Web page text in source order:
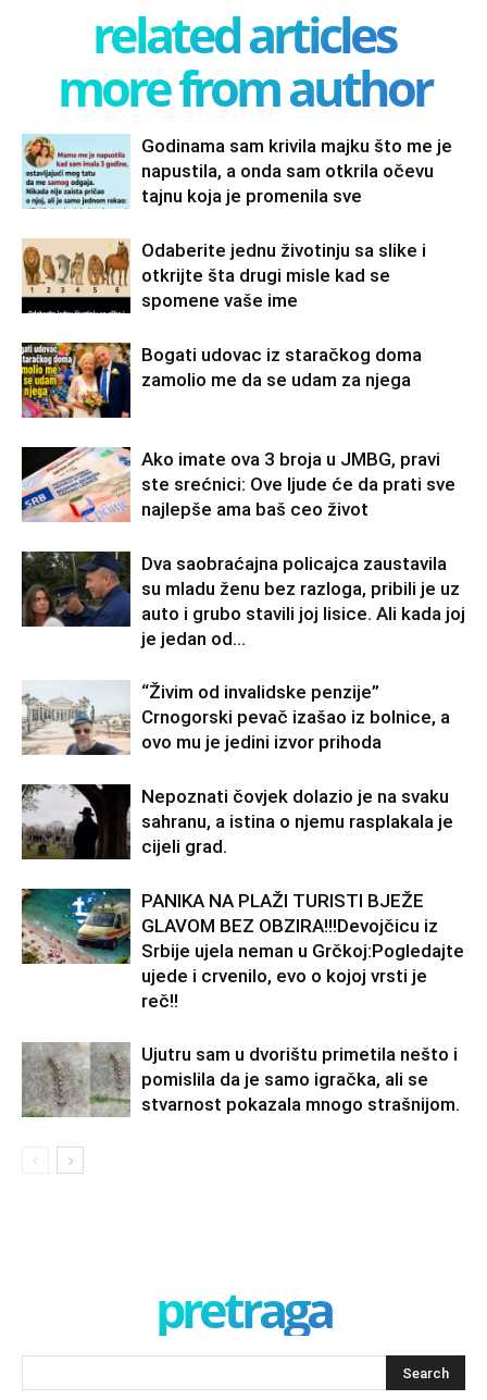
related articles
more from author
Godinama sam krivila majku što me je
napustila, a onda sam otkrila očevu
tajnu koja je promenila sve
Odaberite jednu životinju sa slike i
otkrijte šta drugi misle kad se
spomene vaše ime
Bogati udovac iz staračkog doma
zamolio me da se udam za njega
Ako imate ova 3 broja u JMBG, pravi
ste srećnici: Ove ljude će da prati sve
najlepše ama baš ceo život
Dva saobraćajna policajca zaustavila
su mladu ženu bez razloga, pribili je uz
auto i grubo stavili joj lisice. Ali kada joj
je jedan od...
“Živim od invalidske penzije”
Crnogorski pevač izašao iz bolnice, a
ovo mu je jedini izvor prihoda
Nepoznati čovjek dolazio je na svaku
sahranu, a istina o njemu rasplakala je
cijeli grad.
PANIKA NA PLAŽI TURISTI BJEŽE
GLAVOM BEZ OBZIRA!!!Devojčicu iz
Srbije ujela neman u Grčkoj:Pogledajte
ujede i crvenilo, evo o kojoj vrsti je
reč!!
Ujutru sam u dvorištu primetila nešto i
pomislila da je samo igračka, ali se
stvarnost pokazala mnogo strašnijom.
pretraga